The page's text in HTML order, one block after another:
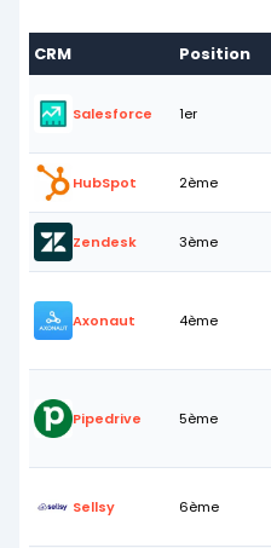
CRM Position
Salesforce 1er
HubSpot 2ème
Zendesk 3ème
Axonaut 4ème
Pipedrive 5ème
Sellsy 6ème